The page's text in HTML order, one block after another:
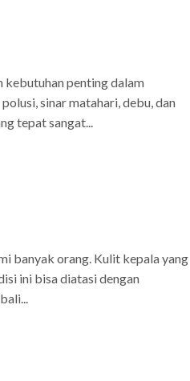
penting dalam
sinar matahari, debu, dan
tepat sangat...
banyak orang. Kulit kepala yang
ini bisa diatasi dengan